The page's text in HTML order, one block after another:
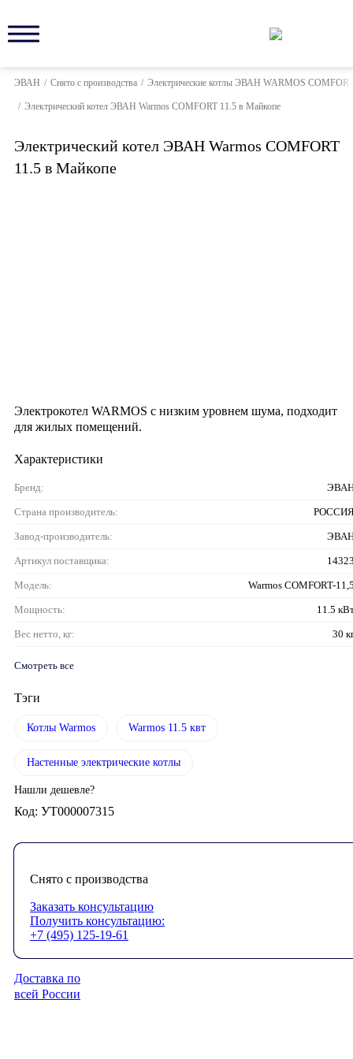
ЭВАН / Снято с производства / Электрические котлы ЭВАН WARMOS COMFORT
/ Электрический котел ЭВАН Warmos COMFORT 11.5 в Майкопе
Электрический котел ЭВАН Warmos COMFORT
11.5 в Майкопе
Электрокотел WARMOS с низким уровнем шума, подходит
для жилых помещений.
Характеристики
Бренд:
Страна производитель:
Завод-производитель:
Артикул поставщика:
Модель: Warmos COMFORT-
Мощность: 11.5
Вес нетто, кг: 30
Смотреть все
Тэги
Котлы Warmos Warmos 11.5 квт
Настенные электрические котлы
Нашли дешевле?
Код: УТ000007315
Снято с производства
Заказать консультацию
Получить консультацию:
+7 (495) 125-19-61
Доставка по
всей России